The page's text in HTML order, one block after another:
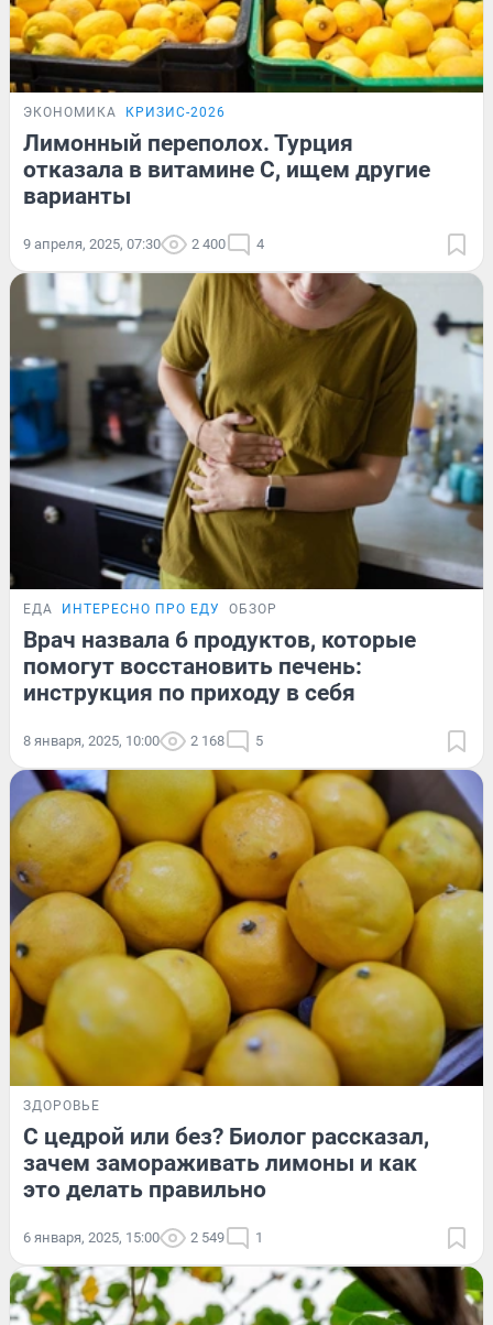
ЭКОНОМИКА КРИЗИС-2026
Лимонный переполох. Турция
отказала в витамине С, ищем другие
варианты
9 апреля, 2025, 07:30 2 400 4
ЕДА ИНТЕРЕСНО ПРО ЕДУ ОБЗОР
Врач назвала 6 продуктов, которые
помогут восстановить печень:
инструкция по приходу в себя
8 января, 2025, 10:00 2 168 5
ЗДОРОВЬЕ
С цедрой или без? Биолог рассказал,
зачем замораживать лимоны и как
это делать правильно
6 января, 2025, 15:00 2 549 1